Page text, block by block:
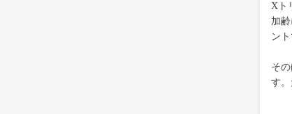
Xト
加
ント
そ
す